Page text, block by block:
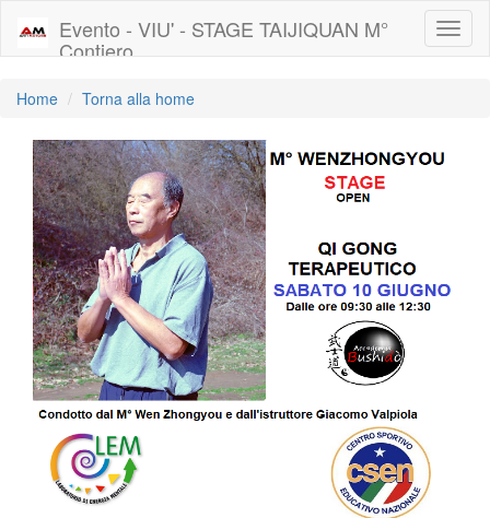
Evento - VIU' - STAGE TAIJIQUAN M°
Contiero
Home Torna alla home